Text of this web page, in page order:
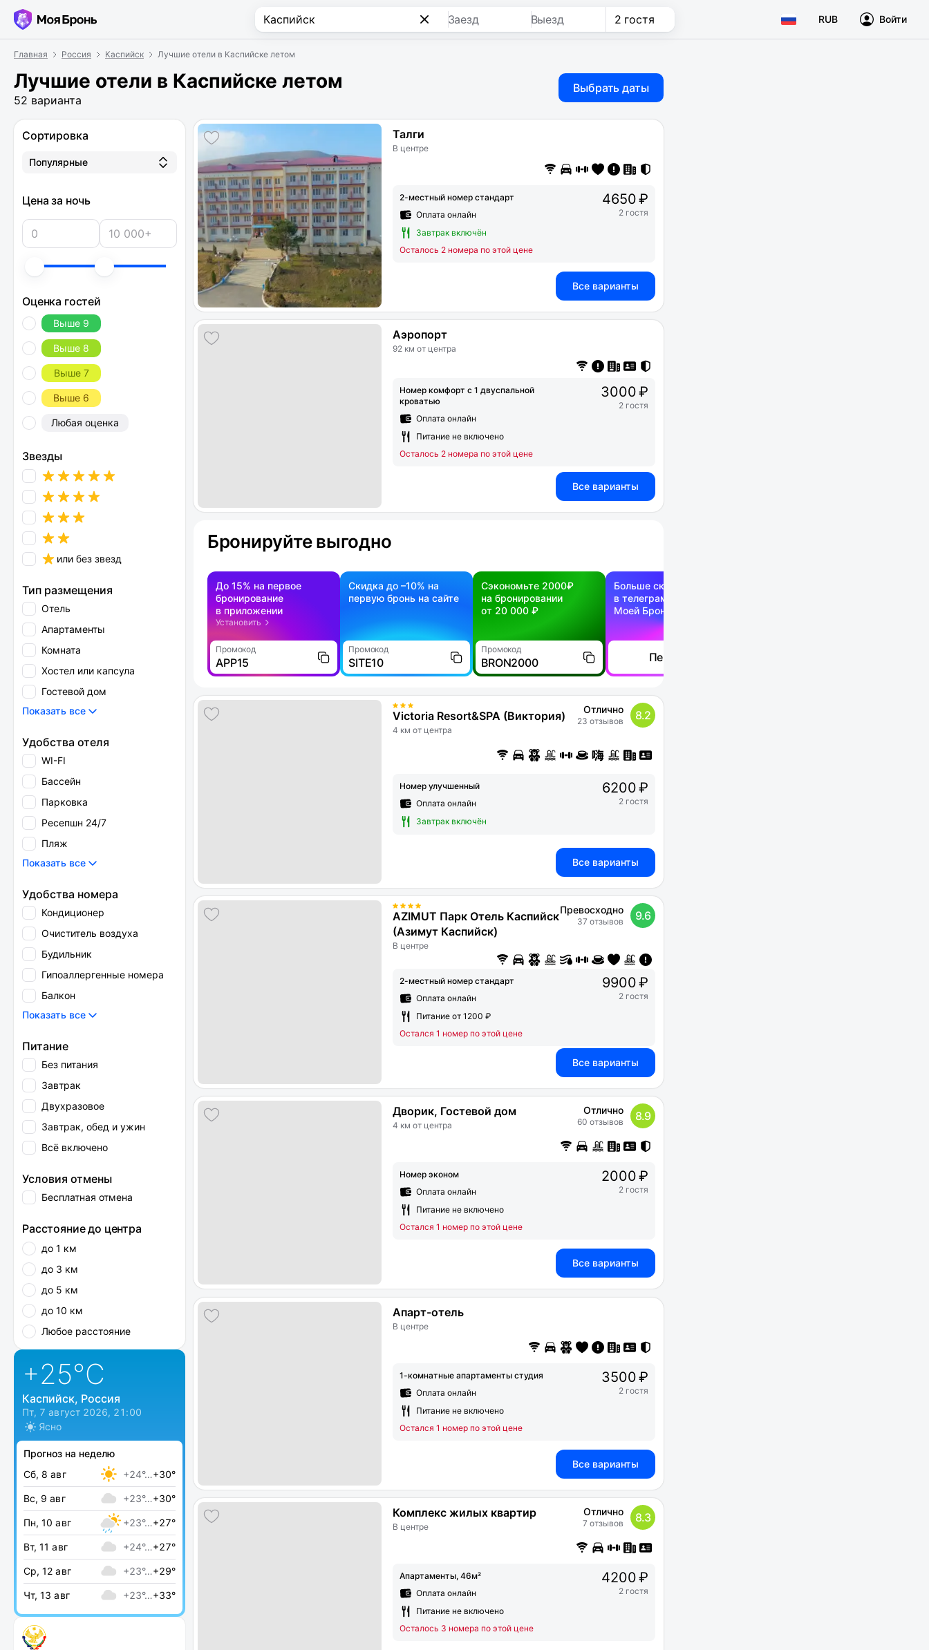
Заезд Выезд 2 гостя RUB Войти
Главная Россия Каспийск Лучшие отели в Каспийске летом
Лучшие отели в Каспийске летом
52 варианта
Выбрать даты
Сортировка
Популярные
Цена за ночь
Оценка гостей
Выше 9
Выше 8
Выше 7
Выше 6
Любая оценка
Звезды
или без звезд
Тип размещения
Отель
Апартаменты
Комната
Хостел или капсула
Гостевой дом
Показать все
Удобства отеля
WI-FI
Бассейн
Парковка
Ресепшн 24/7
Пляж
Показать все
Удобства номера
Кондиционер
Очиститель воздуха
Будильник
Гипоаллергенные номера
Балкон
Показать все
Питание
Без питания
Завтрак
Двухразовое
Завтрак, обед и ужин
Всё включено
Условия отмены
Бесплатная отмена
Расстояние до центра
до 1 км
до 3 км
до 5 км
до 10 км
Любое расстояние
+25°C
Каспийск, Россия
Пт, 7 август 2026, 21:00
Ясно
Прогноз на неделю
Сб, 8 авг
+24°…+30°
Вс, 9 авг +23°…+30°
Пн, 10 авг +23°…+27°
Вт, 11 авг +24°…+27°
Ср, 12 авг +23°…+29°
Чт, 13 авг +23°…+33°
Талги
В центре
2-местный номер стандарт
Оплата онлайн
Завтрак включён
Осталось 2 номера по этой цене
4650 ₽
2 гостя
Все варианты
Аэропорт
92 км от центра
Номер комфорт с 1 двуспальной
кроватью
Оплата онлайн
Питание не включено
Осталось 2 номера по этой цене
3000 ₽
2 гостя
Все варианты
Бронируйте выгодно
До 15% на первое
бронирование
в приложении
Установить
Промокод
APP15
Скидка до –10% на
первую бронь на сайте
Промокод
SITE10
Сэкономьте 2000₽
на бронировании
от 20 000 ₽
Промокод
BRON2000
Больше скидок —
в телеграм-канале
Моей Брони
Перейти
Victoria Resort&SPA (Виктория)
4 км от центра
Отлично
23 отзывов 8.2
Номер улучшенный
Оплата онлайн
Завтрак включён
6200 ₽
2 гостя
Все варианты
AZIMUT Парк Отель Каспийск
(Азимут Каспийск)
В центре
Превосходно
37 отзывов 9.6
2-местный номер стандарт
Оплата онлайн
Питание от 1200 ₽
Остался 1 номер по этой цене
9900 ₽
2 гостя
Все варианты
Дворик, Гостевой дом
4 км от центра
Отлично
60 отзывов 8.9
Номер эконом
Оплата онлайн
Питание не включено
Остался 1 номер по этой цене
2000 ₽
2 гостя
Все варианты
Апарт-отель
В центре
1-комнатные апартаменты студия
Оплата онлайн
Питание не включено
Остался 1 номер по этой цене
3500 ₽
2 гостя
Все варианты
Комплекс жилых квартир
В центре
Отлично
7 отзывов 8.3
Апартаменты, 46м²
Оплата онлайн
Питание не включено
Осталось 3 номера по этой цене
4200 ₽
2 гостя